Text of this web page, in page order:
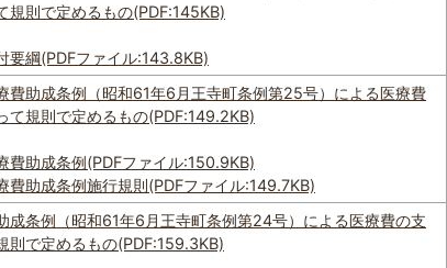
規則で定めるもの(PDF:145KB)
要綱(PDFファイル:143.8KB)
費助成条例（昭和61年6月王寺町条例第25号）による医療費
て規則で定めるもの(PDF:149.2KB)
費助成条例(PDFファイル:150.9KB)
費助成条例施行規則(PDFファイル:149.7KB)
成条例（昭和61年6月王寺町条例第24号）による医療費の支
則で定めるもの(PDF:159.3KB)